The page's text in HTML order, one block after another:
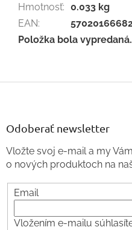
Hmotnosť: 0.033 kg
EAN:
Položka bola
Z
Odoberať newsletter
Vložte svoj e-mail a my
o nových produktoch na
Email
Vložením e-mailu